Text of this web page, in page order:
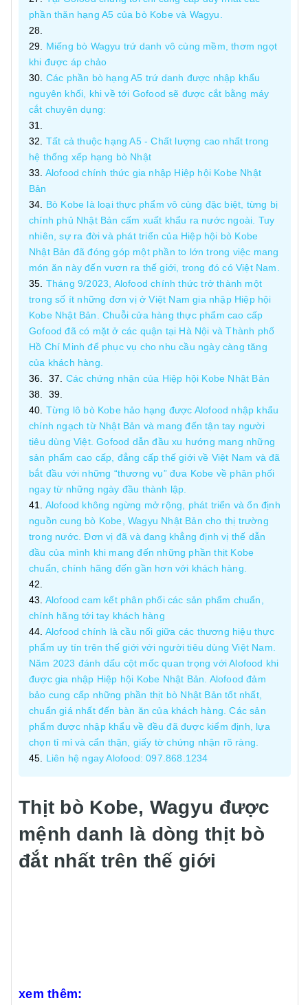
phần thăn hạng A5 của bò Kobe và Wagyu.
Miếng bò Wagyu trứ danh vô cùng mềm, thơm ngọt
khi được áp chảo
Các phần bò hạng A5 trứ danh được nhập khẩu
nguyên khối, khi về tới Gofood sẽ được cắt bằng máy
cắt chuyên dụng:
Tất cả thuộc hạng A5 - Chất lượng cao nhất trong
hệ thống xếp hạng bò Nhật
Alofood chính thức gia nhập Hiệp hội Kobe Nhật
Bản
Bò Kobe là loại thực phẩm vô cùng đặc biệt, từng bị
chính phủ Nhật Bản cấm xuất khẩu ra nước ngoài. Tuy
nhiên, sự ra đời và phát triển của Hiệp hội bò Kobe
Nhật Bản đã đóng góp một phần to lớn trong việc mang
món ăn này đến vươn ra thế giới, trong đó có Việt Nam.
Tháng 9/2023, Alofood chính thức trở thành một
trong số ít những đơn vị ở Việt Nam gia nhập Hiệp hội
Kobe Nhật Bản. Chuỗi cửa hàng thực phẩm cao cấp
Gofood đã có mặt ở các quận tại Hà Nội và Thành phố
Hồ Chí Minh để phục vụ cho nhu cầu ngày càng tăng
của khách hàng.
Các chứng nhận của Hiệp hội Kobe Nhật Bản
Từng lô bò Kobe hảo hạng được Alofood nhập khẩu
chính ngạch từ Nhật Bản và mang đến tận tay người
tiêu dùng Việt. Gofood dẫn đầu xu hướng mang những
sản phẩm cao cấp, đẳng cấp thế giới về Việt Nam và đã
bắt đầu với những “thương vụ” đưa Kobe về phân phối
ngay từ những ngày đầu thành lập.
Alofood không ngừng mở rộng, phát triển và ổn định
nguồn cung bò Kobe, Wagyu Nhật Bản cho thị trường
trong nước. Đơn vị đã và đang khẳng định vị thế dẫn
đầu của mình khi mang đến những phần thịt Kobe
chuẩn, chính hãng đến gần hơn với khách hàng.
Alofood cam kết phân phối các sản phẩm chuẩn,
chính hãng tới tay khách hàng
Alofood chính là cầu nối giữa các thương hiệu thực
phẩm uy tín trên thế giới với người tiêu dùng Việt Nam.
Năm 2023 đánh dấu cột mốc quan trọng với Alofood khi
được gia nhập Hiệp hội Kobe Nhật Bản. Alofood đảm
bảo cung cấp những phần thịt bò Nhật Bản tốt nhất,
chuẩn giá nhất đến bàn ăn của khách hàng. Các sản
phẩm được nhập khẩu về đều đã được kiểm định, lựa
chọn tỉ mỉ và cẩn thận, giấy tờ chứng nhận rõ ràng.
Liên hệ ngay Alofood: 097.868.1234
Thịt bò Kobe, Wagyu được
mệnh danh là dòng thịt bò
đắt nhất trên thế giới
xem thêm: